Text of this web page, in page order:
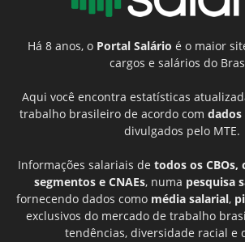
Há 8 anos, o Portal Salário é o maior
cargos e salários do
Aqui você encontra estatísticas
trabalho brasileiro de acordo com dados
divulgados pelo MTE.
Informações salariais de todos os CBOs,
segmentos e CNAEs, numa pesquisa
fornecendo dados como média salarial,
exclusivos do mercado de trabalho
tendências, diversidade racial e